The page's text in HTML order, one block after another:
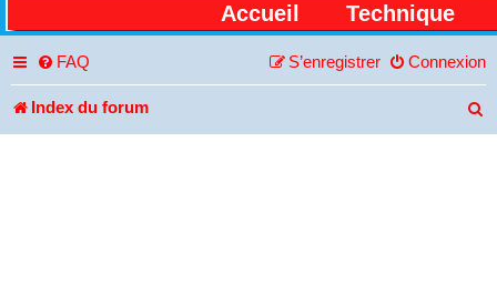
Accueil Technique
FAQ Connexion
S’enregistrer
Index du forum